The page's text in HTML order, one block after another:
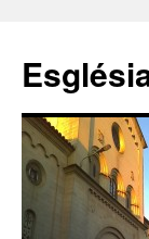
contenido